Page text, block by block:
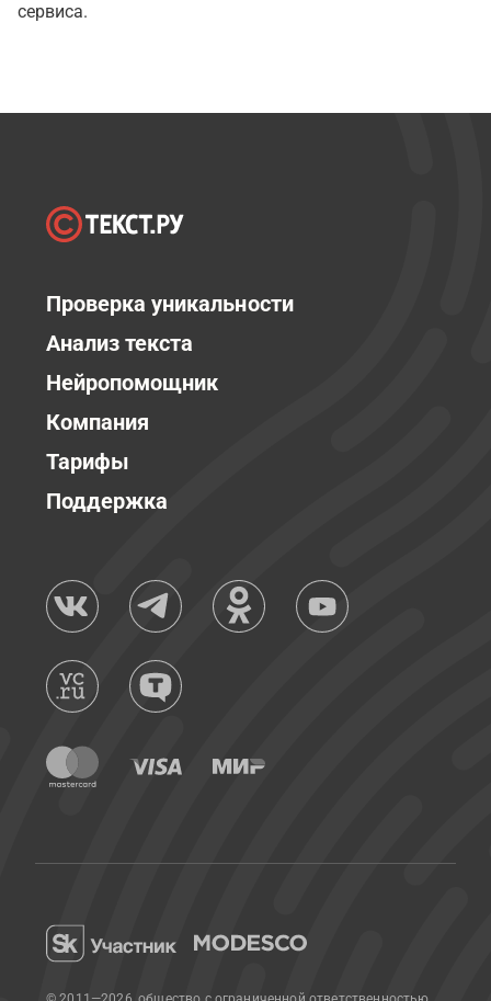
сервиса.
Проверка уникальности
Анализ текста
Нейропомощник
Компания
Тарифы
Поддержка